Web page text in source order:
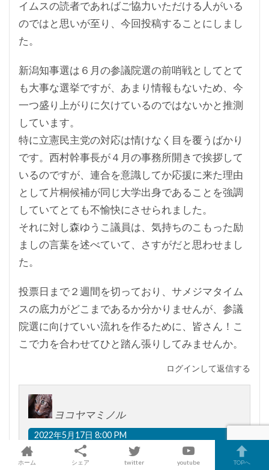
イムスの読者であればご協力いただける人がいる
のではと思いが至り、今回投稿することにしまし
た。
新潟知事選は６月の参議院選の前哨戦としてとて
も大事な選挙ですが、あまり情報もないため、今
一つ盛り上がりに欠けているのではないかと推測
しています。
特に立憲民主党の対応は情けなく目を覆うばかり
です。西村幹事長が４月の事務所開きで挨拶して
いるのですが、連合を意識してか応援に来た理由
として片桐候補が同じ大学出身であることを強調
していてとても不愉快にさせられました。
それに対し森ゆうこ議員は、気持ちのこもった励
ましの言葉を述べていて、さすがだと思わせまし
た。
投票日まで２週間を切っており、サメジマタイム
スの底力がどこまであるか分かりませんが、参議
院選に向けていい流れを作るために、皆さん！こ
こで力を合わせてひと踏ん張りしてみませんか。
ログインして返信する
ヨコヤマミノル
2022年5月17日 8:00 PM
明日(１８日）13:30~アオ−レ長岡にて、片桐
ホーム シェア twitter youtube TOPへ